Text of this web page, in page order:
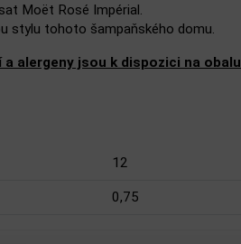
Moët Rosé Impérial.
stylu tohoto šampaňského domu.
alergeny jsou k dispozici na obalu
12
0,75